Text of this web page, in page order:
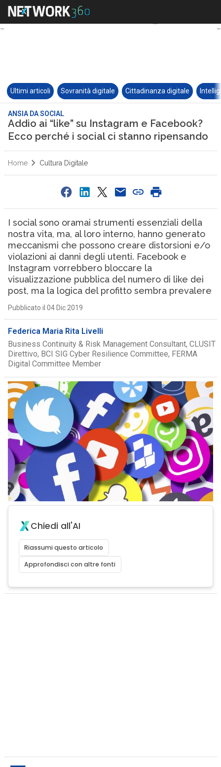
Ultimi articoli Sovranità digitale Cittadinanza digitale
ANSIA DA SOCIAL
Addio ai “like” su Instagram e Facebook?
Ecco perché i social ci stanno ripensando
Home Cultura Digitale
I social sono oramai strumenti essenziali della
nostra vita, ma, al loro interno, hanno generato
meccanismi che possono creare distorsioni e/o
violazioni ai danni degli utenti. Facebook e
Instagram vorrebbero bloccare la
visualizzazione pubblica del numero di like dei
post, ma la logica del profitto sembra prevalere
Pubblicato il 04 Dic 2019
Federica Maria Rita Livelli
Business Continuity & Risk Management Consultant, CLUSIT
Direttivo, BCI SIG Cyber Resilience Committee, FERMA
Digital Committee Member
Chiedi all'AI
Riassumi questo articolo
Approfondisci con altre fonti